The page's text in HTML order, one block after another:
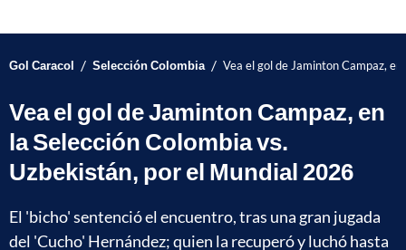
Gol Caracol / Selección Colombia / Vea el gol de Jaminton Campaz,
Vea el gol de Jaminton Campaz, en
la Selección Colombia vs.
Uzbekistán, por el Mundial 2026
El 'bicho' sentenció el encuentro, tras una gran jugada
del 'Cucho' Hernández; quien la recuperó y luchó hasta